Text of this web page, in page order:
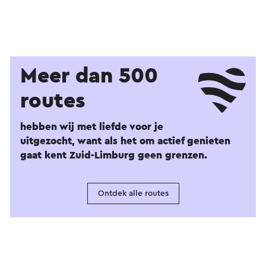
Meer dan 500
routes
hebben wij met liefde voor je
uitgezocht, want als het om actief genieten
gaat kent Zuid-Limburg geen grenzen.
Ontdek alle routes